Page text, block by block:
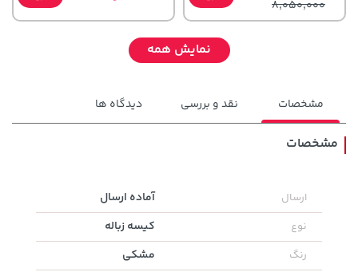
8,050,000
100,000 تومان
120,000
701,000 تومان
نمایش همه
مشخصات نقد و بررسی دیدگاه ها
مشخصات
ارسال آماده ارسال
نوع کیسه زباله
رنگ مشکی